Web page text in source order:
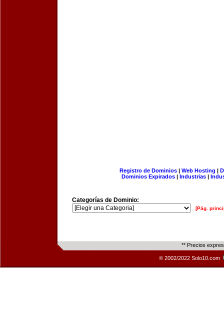
Registro de Dominios| Web Hosting |
Dominios Expirados | Industrias |
Categorías de Dominio:
[Pág.
** Precios
© 2002/2022 Solo10.com